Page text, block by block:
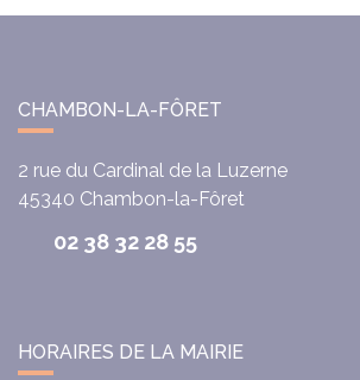
CHAMBON-LA-FÔRET
2 rue du Cardinal de la Luzerne
45340 Chambon-la-Fôret
02 38 32 28 55
HORAIRES DE LA MAIRIE